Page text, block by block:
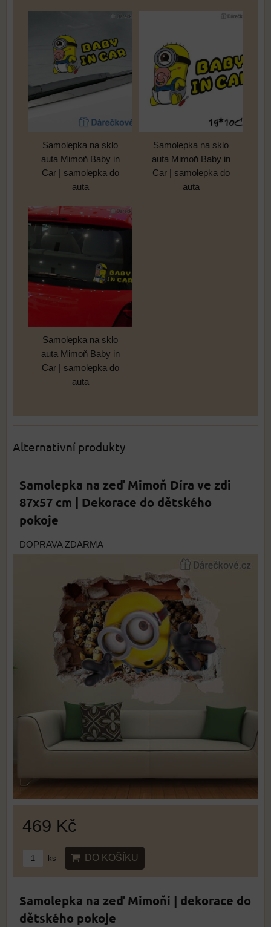
Samolepka na sklo
auta Mimoň Baby in
Car | samolepka do
auta
Samolepka na sklo
auta Mimoň Baby in
Car | samolepka do
auta
Samolepka na sklo
auta Mimoň Baby in
Car | samolepka do
auta
Alternativní produkty
Samolepka na zeď Mimoň Díra ve zdi
87x57 cm | Dekorace do dětského
pokoje
DOPRAVA ZDARMA
469 Kč
ks DO KOŠÍKU
Samolepka na zeď Mimoňi | dekorace do
dětského pokoje